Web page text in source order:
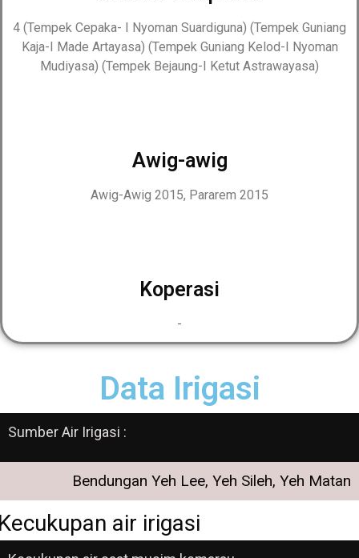
4 (Tempek Cepaka- I Nyoman Suardiguna) (Tempek Guniang
Kaja-I Made Artayasa) (Tempek Guniang Kelod-I Nyoman
Mudiyasa) (Tempek Bejaung-I Ketut Astrawayasa)
Awig-awig
Awig-Awig 2015, Pararem 2015
Koperasi
-
Data Irigasi
Sumber Air Irigasi :
Bendungan Yeh Lee, Yeh Sileh, Yeh Matan
air irigasi